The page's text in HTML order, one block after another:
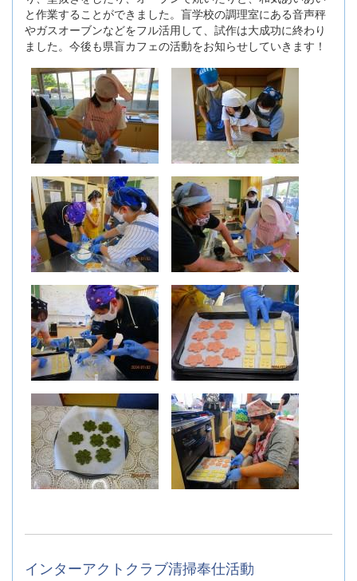
と作業することができました。盲学校の調理室にある音声秤
やガスオーブンなどをフル活用して、試作は大成功に終わり
ました。今後も県盲カフェの活動をお知らせしていきます！
インターアクトクラブ清掃奉仕活動